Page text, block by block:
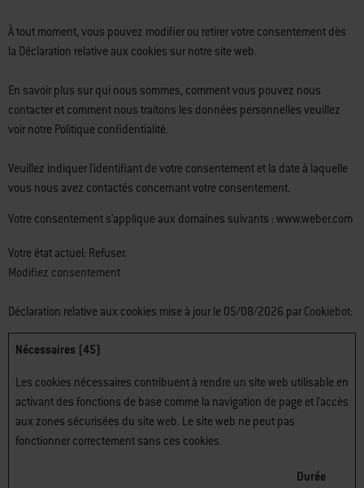
À tout moment, vous pouvez modifier ou retirer votre consentement dès
la Déclaration relative aux cookies sur notre site web.
En savoir plus sur qui nous sommes, comment vous pouvez nous
contacter et comment nous traitons les données personnelles veuillez
voir notre Politique confidentialité.
Veuillez indiquer l'identifiant de votre consentement et la date à laquelle
vous nous avez contactés concernant votre consentement.
Votre consentement s'applique aux domaines suivants : www.weber.com
Votre état ​​actuel: Refuser.
Modifiez consentement
Déclaration relative aux cookies mise à jour le 05/08/2026 par Cookiebot:
Nécessaires (45)
Les cookies nécessaires contribuent à rendre un site web utilisable en
activant des fonctions de base comme la navigation de page et l'accès
aux zones sécurisées du site web. Le site web ne peut pas
fonctionner correctement sans ces cookies.
Durée